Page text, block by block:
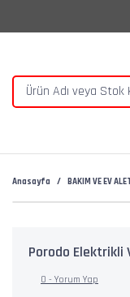
Anasayfa BAKIM VE EV
Porodo Elektrikli
0 - Yorum Yap